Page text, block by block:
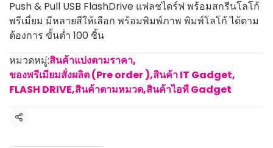
Push & Pull USB FlashDrive แฟลชไดร์ฟ พร้อมสกรีนโลโก้
พรีเมี่ยม มีหลายสีให้เลือก พร้อมพิมพ์ภาพ พิมพ์โลโก้ ได้ตาม
ต้องการ ขั้นต่ำ 100 ชิ้น
หมวดหมู่:สินค้าแบ่งตามราคา,
ของพรีเมียมสั่งผลิต (Pre order ),สินค้า IT Gadget,
FLASH DRIVE,สินค้าตามหมวด,สินค้าไอที Gadget
แชร์